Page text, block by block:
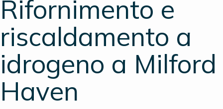
Rifornimento e
riscaldamento a
idrogeno a Milford
Haven